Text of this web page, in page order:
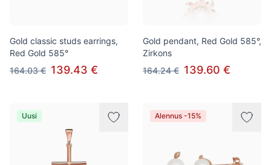
Gold classic studs earrings,
Red Gold 585°
164.03 € 139.43 €
Gold pendant, Red Gold 585°,
Zirkons
164.24 € 139.60 €
Uusi Alennus -15%